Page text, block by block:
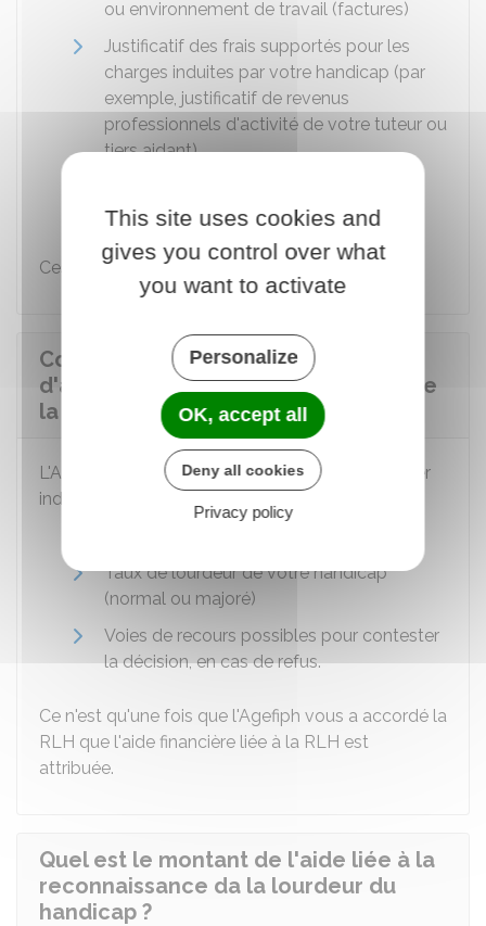
ou environnement de travail (factures)
Justificatif des frais supportés pour les
charges induites par votre handicap (par
exemple, justificatif de revenus
professionnels d'activité de votre tuteur ou
tiers aidant)
l'entreprise.
Ces documents doivent être scannés.
Comment est prise la décision
d'attribution de la reconnaissance de
la lourdeur du handicap ?
L'Agefiph rend sa décision par courrier. Ce courrier
indique les éléments suivants :
Taux de lourdeur de votre handicap
(normal ou majoré)
Voies de recours possibles pour contester
la décision, en cas de refus.
Ce n'est qu'une fois que l'Agefiph vous a accordé la
RLH que l'aide financière liée à la RLH est
attribuée.
Quel est le montant de l'aide liée à la
reconnaissance da la lourdeur du
handicap ?
This site uses cookies and
gives you control over what
you want to activate
Personalize
OK, accept all
Deny all cookies
Privacy policy